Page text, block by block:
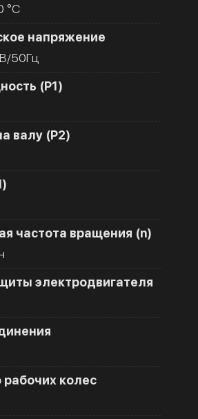
°C
напряжение
50Гц
(Р1)
валу (Р2)
частота вращения (n)
электродвигателя
рабочих колес